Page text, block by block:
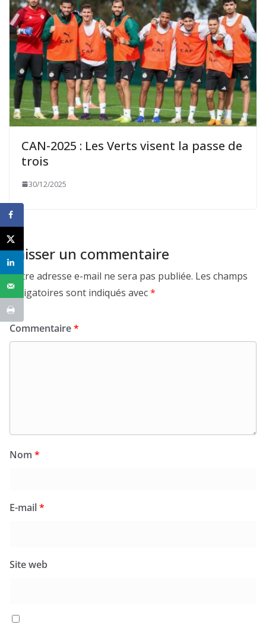
CAN-2025 : Les Verts visent la passe de
trois
30/12/2025
Laisser un commentaire
Votre adresse e-mail ne sera pas publiée. Les champs
obligatoires sont indiqués avec*
Commentaire*
Nom *
E-mail*
Site web